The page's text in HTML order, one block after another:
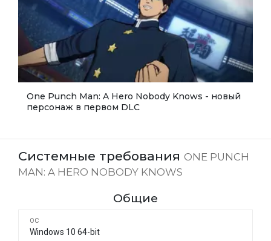
One Punch Man: A Hero Nobody Knows - новый
персонаж в первом DLC
Системные требования ONE PUNCH
MAN: A HERO NOBODY KNOWS
Общие
ОС
Windows 10 64-bit